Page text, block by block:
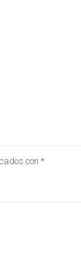
con *